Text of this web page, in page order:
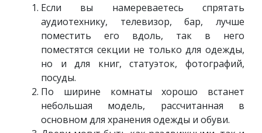
Если вы намереваетесь спрятать
аудиотехнику, телевизор, бар, лучше
поместить его вдоль, так в него
поместятся секции не только для одежды,
но и для книг, статуэток, фотографий,
посуды.
По ширине комнаты хорошо встанет
небольшая модель, рассчитанная в
основном для хранения одежды и обуви.